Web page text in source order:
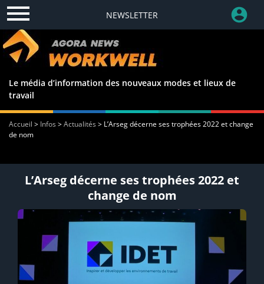
NEWSLETTER
Le média d’information des nouveaux modes et lieux de
travail
Accueil > Infos>Actualités> L’Arseg décerne ses trophées 2022 et change
de nom
L’Arseg décerne ses trophées 2022 et
change de nom